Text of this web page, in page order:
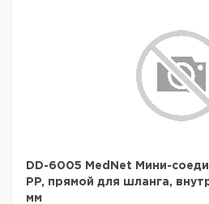
DD-6005 MedNet Мини-
PP, прямой для шланга,
мм